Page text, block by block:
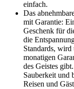
einfach.
Das
mit Garantie:
Geschenk für
die
Standards, wird
monatigen
des Geistes
Sauberkeit und
Reisen und